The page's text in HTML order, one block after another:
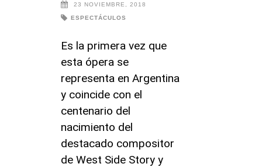
23 NOVIEMBRE, 2018
ESPECTÁCULOS
Es la primera vez que
esta ópera se
representa en Argentina
y coincide con el
centenario del
nacimiento del
destacado compositor
de West Side Story y